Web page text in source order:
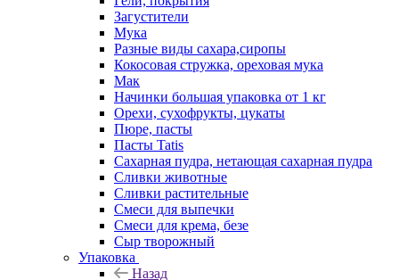
Загустители
Мука
Разные виды сахара,сиропы
Кокосовая стружка, ореховая мука
Мак
Начинки большая упаковка от 1 кг
Орехи, сухофрукты, цукаты
Пюре, пасты
Пасты Tatis
Сахарная пудра, нетающая сахарная пудра
Сливки животные
Сливки растительные
Смеси для выпечки
Смеси для крема, безе
Сыр творожный
Упаковка
Назад